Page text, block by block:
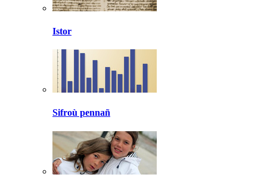
Istor
Sifroù pennañ